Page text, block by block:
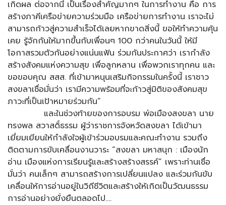
เกิดผล ต่อจากนี้ เป็นเรื่องสำคัญมากๆ ในการทำงาน คือ การ
สร้างภาคีเครือข่ายความร่วมมือ เครือข่ายการทำงาน เราจะไม่
สามารถก้าวสู่ความสำเร็จได้เลยหากขาดสิ่งนี้ ขอให้ทำความคุ้น
เคย รู้จักกันให้มากขึ้นกับเพื่อนๆ 100 กว่าคนในวันนี้ ให้มี
โอกาสรวมตัวกันอย่างแน่นแฟ้น ร่วมกันประกาศว่า เรากำลัง
สร้างสังคมแห่งความสุข เพื่อลูกหลาน เพื่อพวกเราทุกคน และ
ขอขอบคุณ สสส. ที่เข้ามาหนุนเสริมกิจกรรมในครั้งนี้ เราชาว
สงขลาเชื่อมั่นว่า เรามีความพร้อมที่จะก้าวสู่มิติของสังคมสุข
ภาวะที่เป็นเป้าหมายร่วมกัน”
และในช่วงท้ายของการอบรม พ่อเมืองสงขลา นาย
ทรงพล สวาสดิ์ธรรม ผู้ว่าราชการจังหวัดสงขลา ได้เข้ามา
เยี่ยมเยียนให้กำลังใจผู้เข้าร่วมอบรมและคณะทำงาน รวมถึง
ติดตามการขับเคลื่อนงานวาระ “สงขลา มหาสนุก : เมืองนัก
อ่าน เมืองแห่งการเรียนรู้และสร้างสร้างสรรค์” เพราะท่านเชื่อ
มั่นว่า คนเล็กๆ สามารถสร้างการเปลี่ยนแปลง และร่วมกันขับ
เคลื่อนให้การอ่านอยู่ในวิถีชีวิตและสร้างให้เกิดเป็นวัฒนธรรม
การอ่านอย่างยั่งยืนตลอดไป….